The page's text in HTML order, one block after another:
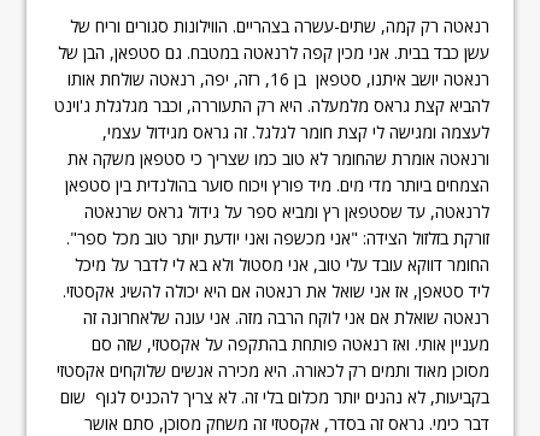
רנאטה רק קמה, שתים-עשרה בצהריים. הווילונות סגורים וריח של
עשן כבד בבית. אני מכין קפה לרנאטה במטבח. גם סטפאן, הבן של
רנאטה יושב איתנו, סטפאן בן 16, רזה, יפה, רנאטה שולחת אותו
להביא קצת גראס מלמעלה. היא רק התעוררה, וכבר מגלגלת ג'וינט
לעצמה ומגישה לי קצת חומר לגלגל. זה גראס מגידול עצמי,
ורנאטה אומרת שהחומר לא טוב כמו שצריך כי סטפאן משקה את
הצמחים ביותר מדי מים. מיד פורץ ויכוח סוער בהולנדית בין סטפאן
לרנאטה, עד שסטפאן רץ ומביא ספר על גידול גראס שרנאטה
זורקת בזלזול הצידה: "אני מכשפה ואני יודעת יותר טוב מכל ספר".
החומר דווקא עובד עלי טוב, אני מסטול ולא בא לי לדבר על מיכל
ליד סטאפן, אז אני שואל את רנאטה אם היא יכולה להשיג אקסטזי.
רנאטה שואלת אם אני לוקח הרבה מזה. אני עונה שלאחרונה זה
מעניין אותי. ואז רנאטה פותחת בהתקפה על אקסטזי, שזה סם
מסוכן מאוד ותמים רק לכאורה. היא מכירה אנשים שלוקחים אקסטזי
בקביעות, לא נהנים יותר מכלום בלי זה. לא צריך להכניס לגוף שום
דבר כימי. גראס זה בסדר, אקסטזי זה משחק מסוכן, סתם אושר